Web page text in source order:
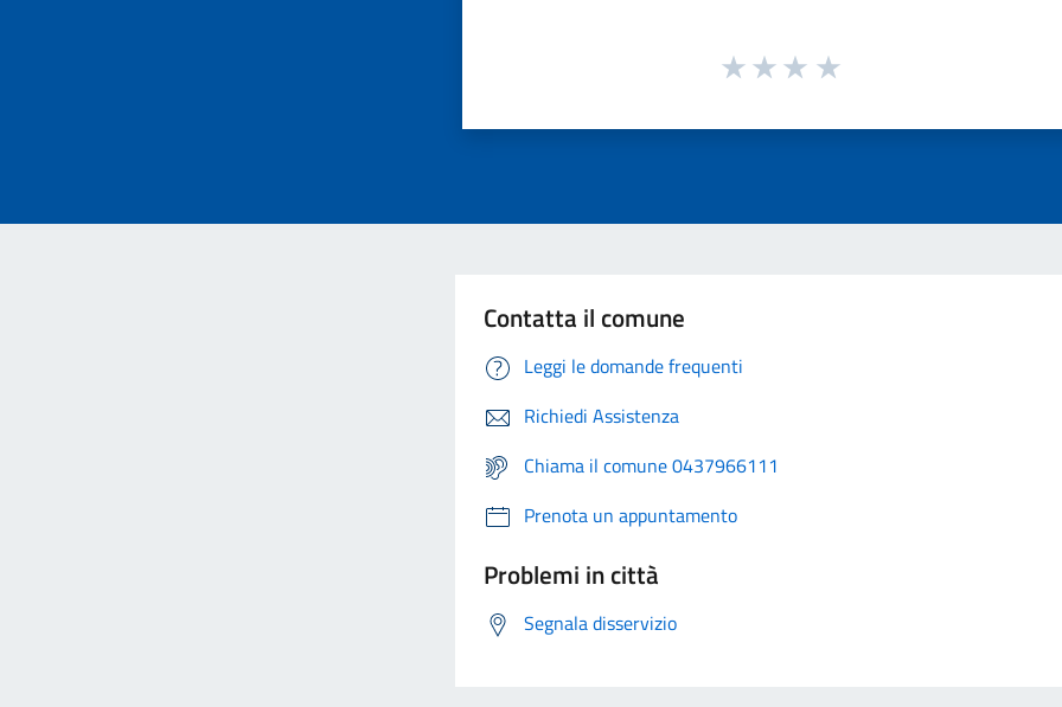
Contatta il comune
Leggi le domande frequenti
Richiedi Assistenza
Chiama il comune 0437966111
Prenota un appuntamento
Problemi in città
Segnala disservizio